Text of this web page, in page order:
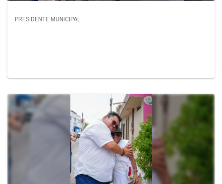
PRESIDENTE MUNICIPAL